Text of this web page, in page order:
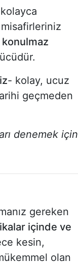
misafirleriniz
konulmaz
- kolay, ucuz
geçmeden
denemek için
gereken
içinde ve
kesin,
olan